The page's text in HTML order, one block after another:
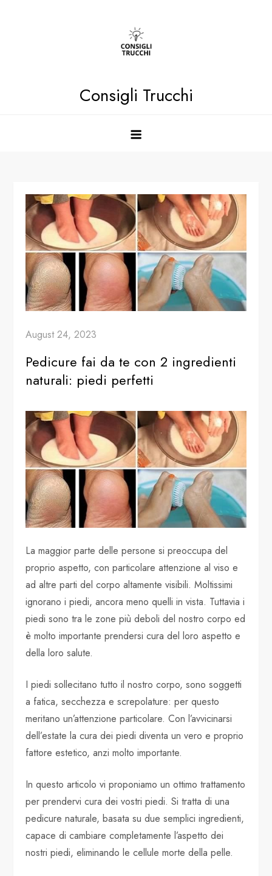
Consigli Trucchi
August 24, 2023
Pedicure fai da te con 2 ingredienti
naturali: piedi perfetti
La maggior parte delle persone si preoccupa del
proprio aspetto, con particolare attenzione al viso e
ad altre parti del corpo altamente visibili. Moltissimi
ignorano i piedi, ancora meno quelli in vista. Tuttavia i
piedi sono tra le zone più deboli del nostro corpo ed
è molto importante prendersi cura del loro aspetto e
della loro salute.
I piedi sollecitano tutto il nostro corpo, sono soggetti
a fatica, secchezza e screpolature: per questo
meritano un’attenzione particolare. Con l’avvicinarsi
dell’estate la cura dei piedi diventa un vero e proprio
fattore estetico, anzi molto importante.
In questo articolo vi proponiamo un ottimo trattamento
per prendervi cura dei vostri piedi. Si tratta di una
pedicure naturale, basata su due semplici ingredienti,
capace di cambiare completamente l’aspetto dei
nostri piedi, eliminando le cellule morte della pelle.